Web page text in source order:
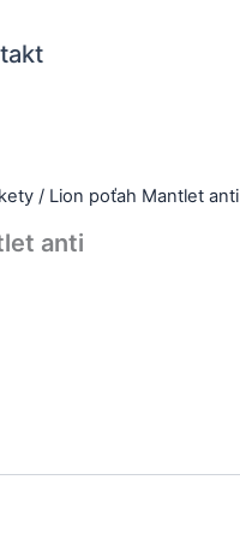
/ Lion poťah Mantlet anti
anti